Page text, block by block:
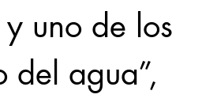
uno de los
del agua”,